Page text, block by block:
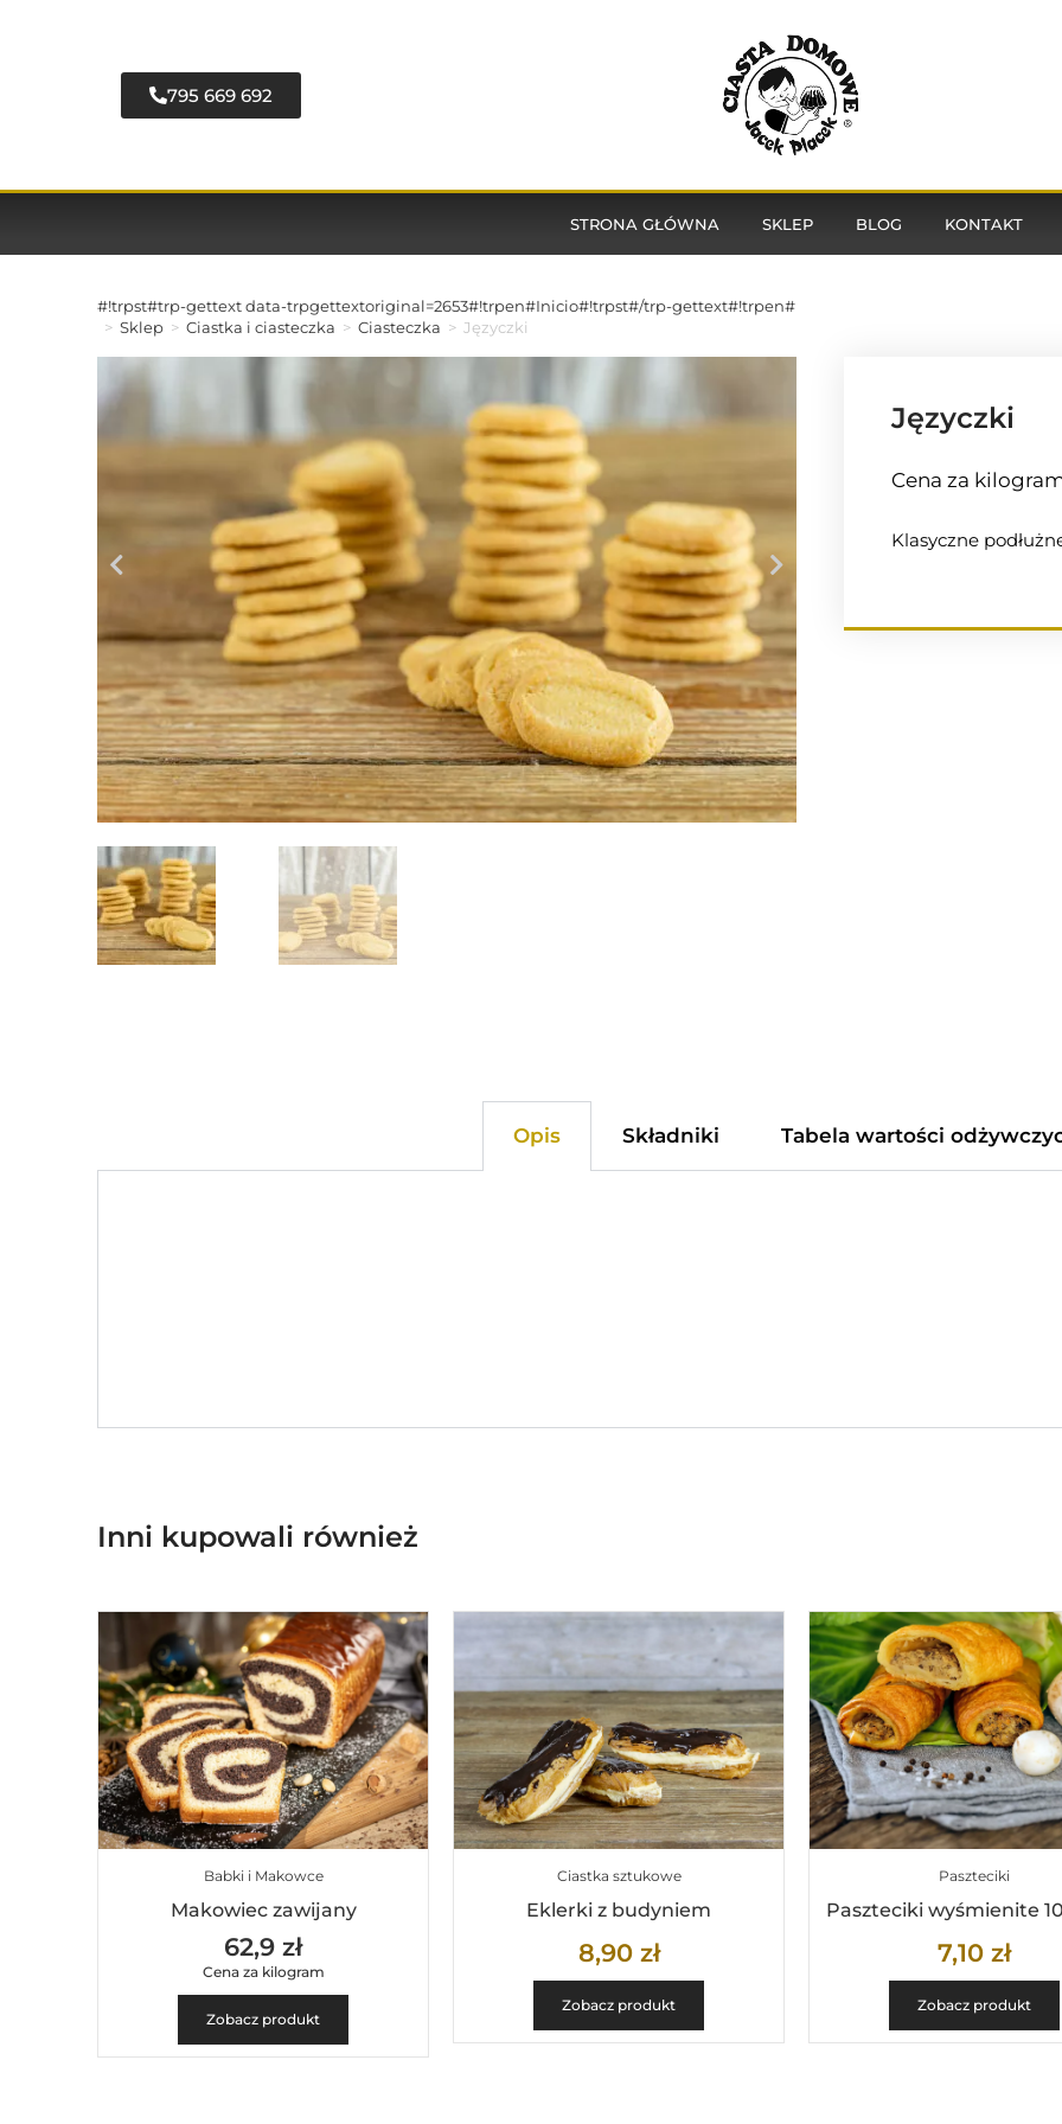
795 669 692
STRONA GŁÓWNA SKLEP BLOG KONTAKT
#!trpst#trp-gettext data-trpgettextoriginal=2653#!trpen#Inicio#!trpst#/trp-gettext#!trpen#
> Sklep > Ciastka i ciasteczka > Ciasteczka > Języczki
Języczki
Cena za
Klasyczne
Opis Składniki Tabela wartości
Inni kupowali również
Babki i Makowce
Makowiec zawijany
62,9 zł
Cena za kilogram
Zobacz produkt
Ciastka sztukowe
Eklerki z budyniem
8,90 zł
Zobacz produkt
Paszteciki
Paszteciki wyśmienite
7,10 zł
Zobacz produkt